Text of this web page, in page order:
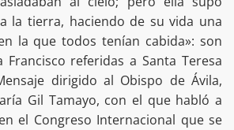
la tierra, haciendo de su vida una
la que todos tenían cabida»: son
Francisco referidas a Santa Teresa
dirigido al Obispo de Ávila,
Gil Tamayo, con el que habló a
el Congreso Internacional que se